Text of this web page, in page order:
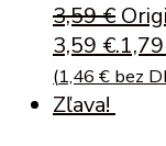
3,59€
3,59 €.1,79
(1,46 € bez
Zľava!